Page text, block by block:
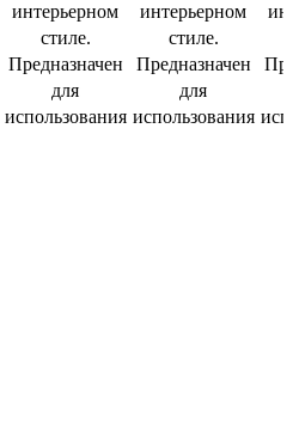
интерьерном
стиле.
Предназначен
для
использования
интерьерном
стиле.
Предназначен
для
использования